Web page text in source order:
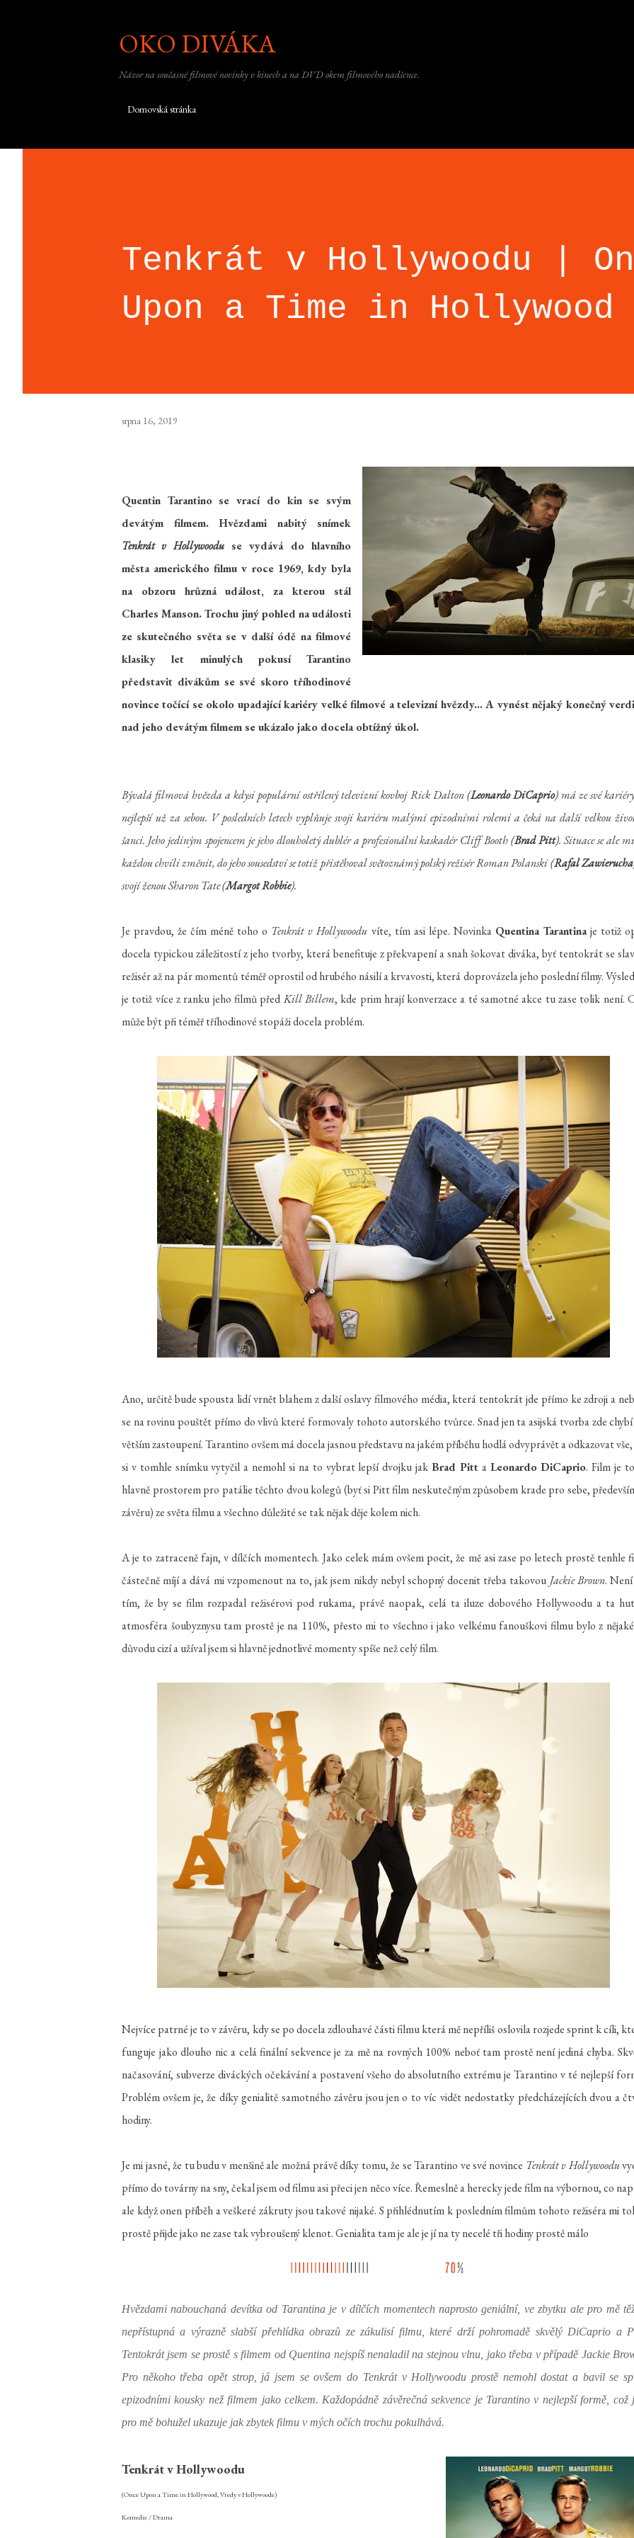
OKO DIVÁKA
Názor na současné filmové novinky v kinech a na DVD okem filmového nadšence.
Domovská stránka
Tenkrát v Hollywoodu |
Upon a Time in Hollywood
srpna 16, 2019
Quentin Tarantino se vrací do kin se svým
devátým filmem. Hvězdami nabitý snímek
Tenkrát v Hollywooduse vydává do hlavního
města amerického filmu v roce 1969, kdy byla
na obzoru hrůzná událost, za kterou stál
Charles Manson. Trochu jiný pohled na události
ze skutečného světa se v další ódě na filmové
klasiky let minulých pokusí Tarantino
představit divákům se své skoro tříhodinové
novince točící se okolo upadající kariéry velké filmové a televizní hvězdy... A vynést nějaký konečný
nad jeho devátým filmem se ukázalo jako docela obtížný úkol.
Bývalá filmová hvězda a kdysi populární ostřílený televizní kovboj Rick Dalton (Leonardo DiCaprio) má ze své
nejlepší už za sebou. V posledních letech vyplňuje svoji kariéru malými epizodními rolemi a čeká na další velkou
šanci. Jeho jediným spojencem je jeho dlouholetý dublér a profesionální kaskadér Cliff Booth (Brad Pitt). Situace se ale
každou chvíli změnit, do jeho sousedství se totiž přistěhoval světoznámý polský režisér Roman Polanski (Rafal Zawierucha
svojí ženou Sharon Tate (Margot Robbie).
Je pravdou, že čím méně toho o Tenkrát v Hollywoodu víte, tím asi lépe. Novinka Quentina Tarantinaje totiž
docela typickou záležitostí z jeho tvorby, která benefituje z překvapení a snah šokovat diváka, byť tentokrát se
režisér až na pár momentů téměř oprostil od hrubého násilí a krvavosti, která doprovázela jeho poslední filmy.
je totiž více z ranku jeho filmů předKill Billem, kde prim hrají konverzace a té samotné akce tu zase tolik není.
může být při téměř tříhodinové stopáži docela problém.
Ano, určitě bude spousta lidí vrnět blahem z další oslavy filmového média, která tentokrát jde přímo ke zdroji a
se na rovinu pouštět přímo do vlivů které formovaly tohoto autorského tvůrce. Snad jen ta asijská tvorba zde chybí
větším zastoupení. Tarantino ovšem má docela jasnou představu na jakém příběhu hodlá odvyprávět a odkazovat
si v tomhle snímku vytyčil a nemohl si na to vybrat lepší dvojku jak Brad Pitta Leonardo DiCaprio. Film je
hlavně prostorem pro patálie těchto dvou kolegů (byť si Pitt film neskutečným způsobem krade pro sebe,
závěru) ze světa filmu a všechno důležité se tak nějak děje kolem nich.
A je to zatraceně fajn, v dílčích momentech. Jako celek mám ovšem pocit, že mě asi zase po letech prostě tenhle
částečně míjí a dává mi vzpomenout na to, jak jsem nikdy nebyl schopný docenit třeba takovou Jackie Brown.
tím, že by se film rozpadal režisérovi pod rukama, právě naopak, celá ta iluze dobového Hollywoodu a ta
atmosféra šoubyznysu tam prostě je na 110%, přesto mi to všechno i jako velkému fanouškovi filmu bylo z
důvodu cizí a užíval jsem si hlavně jednotlivé momenty spíše než celý film.
Nejvíce patrné je to v závěru, kdy se po docela zdlouhavé části filmu která mě nepříliš oslovila rozjede sprint k cíli,
funguje jako dlouho nic a celá finální sekvence je za mě na rovných 100% neboť tam prostě není jediná chyba.
načasování, subverze diváckých očekávání a postavení všeho do absolutního extrému je Tarantino v té nejlepší
Problém ovšem je, že díky genialitě samotného závěru jsou jen o to víc vidět nedostatky předcházejících dvou a
hodiny.
Je mi jasné, že tu budu v menšině ale možná právě díky tomu, že se Tarantino ve své novince Tenkrát v Hollywoodu
přímo do továrny na sny, čekal jsem od filmu asi přeci jen něco více. Řemeslně a herecky jede film na výbornou, co
ale když onen příběh a veškeré zákruty jsou takové nijaké. S přihlédnutím k posledním filmům tohoto režiséra mi
prostě přijde jako ne zase tak vybroušený klenot. Genialita tam je ale je jí na ty necelé tři hodiny prostě málo
Hvězdami nabouchaná devítka od Tarantina je v dílčích momentech naprosto geniální, ve zbytku ale pro mě
nepřístupná a výrazně slabší přehlídka obrazů ze zákulisí filmu, které drží pohromadě skvělý DiCaprio a
Tentokrát jsem se prostě s filmem od Quentina nejspíš nenaladil na stejnou vlnu, jako třeba v případě Jackie
Pro někoho třeba opět strop, já jsem se ovšem do Tenkrát v Hollywoodu prostě nemohl dostat a bavil se
epizodními kousky než filmem jako celkem. Každopádně závěrečná sekvence je Tarantino v nejlepší formě, což
pro mě bohužel ukazuje jak zbytek filmu v mých očích trochu pokulhává.
Tenkrát v Hollywoodu
(Once Upon a Time in Hollywood, Vtedy v Hollywoode)
Komedie / Drama